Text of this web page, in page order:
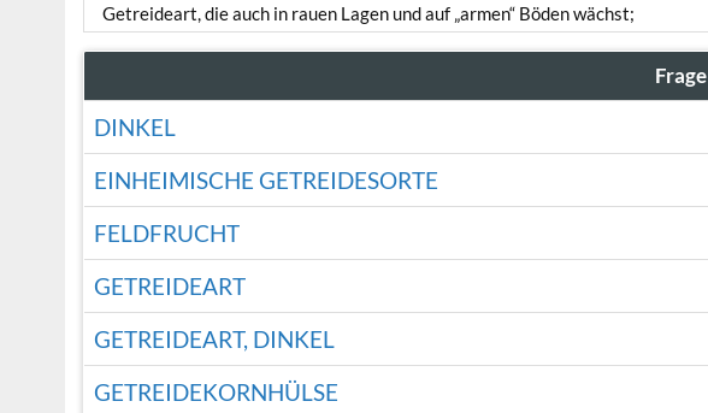
Getreideart, die auch in rauen Lagen und auf „armen“ Böden wächst;
Frage
DINKEL
EINHEIMISCHE GETREIDESORTE
FELDFRUCHT
GETREIDEART
GETREIDEART, DINKEL
GETREIDEKORNHÜLSE